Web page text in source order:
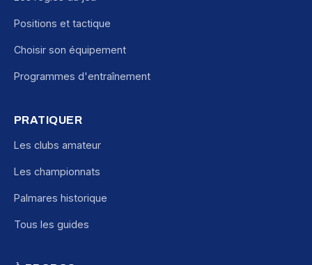
Positions et tactique
Choisir son équipement
Programmes d'entraînement
PRATIQUER
Les clubs amateur
Les championnats
Palmares historique
Tous les guides